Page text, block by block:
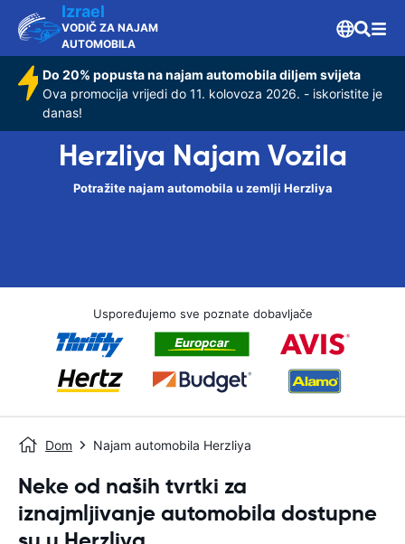
Izrael
VODIČ ZA NAJAM
AUTOMOBILA
Do 20% popusta na najam automobila diljem svijeta
Ova promocija vrijedi do 11. kolovoza 2026. - iskoristite je
danas!
Herzliya Najam Vozila
Potražite najam automobila u zemlji Herzliya
Uspoređujemo sve poznate dobavljače
Dom Najam automobila Herzliya
Neke od naših tvrtki za
iznajmljivanje automobila dostupne